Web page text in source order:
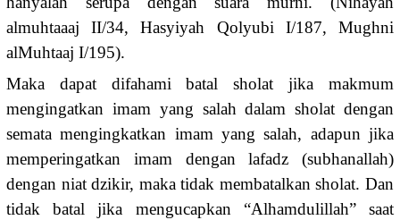
almuhtaaaj II/34, Hasyiyah Qolyubi I/187, Mughni
alMuhtaaj I/195).
Maka dapat difahami batal sholat jika makmum
mengingatkan imam yang salah dalam sholat dengan
semata mengingkatkan imam yang salah, adapun jika
memperingatkan imam dengan lafadz (subhanallah)
dengan niat dzikir, maka tidak membatalkan sholat. Dan
tidak batal jika mengucapkan “Alhamdulillah” saat